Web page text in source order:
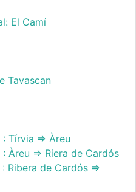
El Camí
Tavascan
Tírvia => Àreu
Àreu => Riera de Cardós
Ribera de Cardós =>